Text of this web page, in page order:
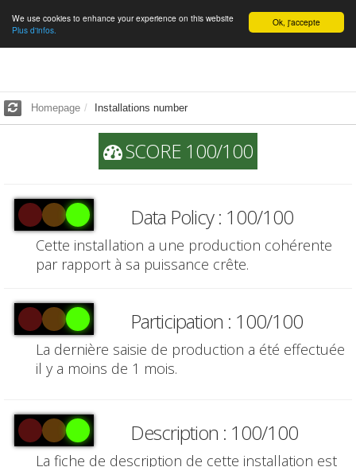
English Ok, j'accepte
We use cookies to enhance your experience on this website
Plus d'infos.
Homepage Installations number
SCORE 100/100
Data Policy : 100/100
Cette installation a une production cohérente
par rapport à sa puissance crête.
Participation : 100/100
La dernière saisie de production a été effectuée
il y a moins de 1 mois.
Description : 100/100
La fiche de description de cette installation est